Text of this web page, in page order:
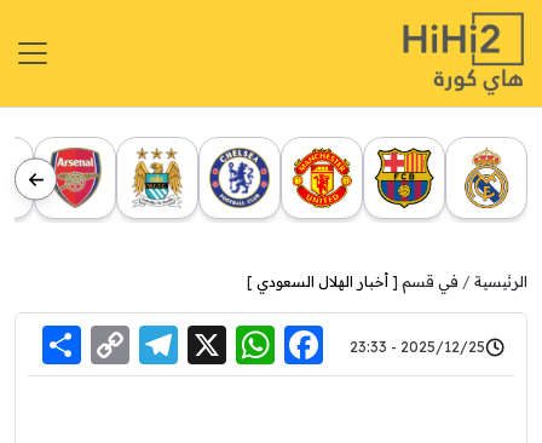
الرئيسية في قسم [ أخبار الهلال السعودي ]
2025/12/25 - 23:33
Facebook
WhatsApp
X
Link